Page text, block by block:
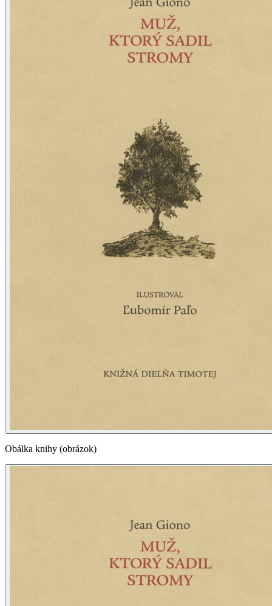
Obálka knihy (obrázok)